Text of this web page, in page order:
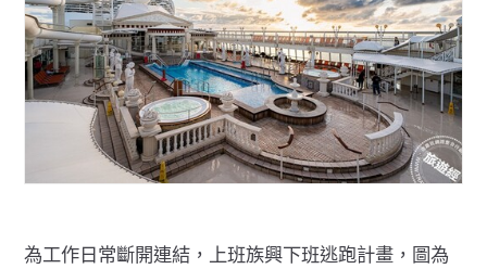
為工作日常斷開連結，上班族興下班逃跑計畫，圖為